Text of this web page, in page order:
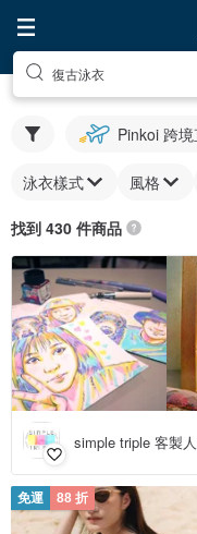
復古泳衣
Pinkoi 跨
泳衣樣式 風格
找到 430 件商品
simple triple 客製
免運 88 折